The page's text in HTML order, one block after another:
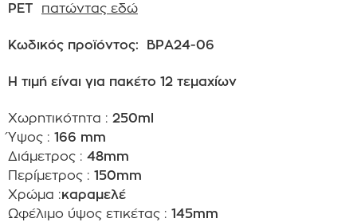
PET πατώντας εδώ
Κωδικός προϊόντος: BPΑ24-06
Η τιμή είναι για πακέτο 12 τεμαχίων
Χωρητικότητα : 250ml
Ύψος : 166 mm
Διάμετρος : 48mm
Περίμετρος : 150mm
Χρώμα :καραμελέ
Ωφέλιμο ύψος ετικέτας : 145mm